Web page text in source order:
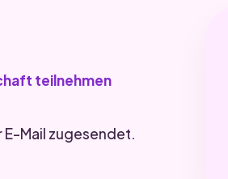
teilnehmen
E-Mail zugesendet.